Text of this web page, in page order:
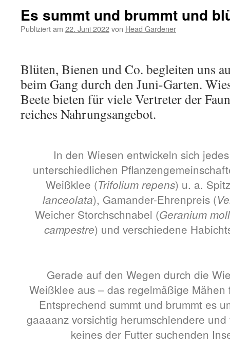
Es summt und brummt und
Publiziert am 22. Juni 2022von Head Gardener
Blüten, Bienen und Co. begleiten uns
beim Gang durch den Juni-Garten.
Beete bieten für viele Vertreter der
reiches Nahrungsangebot.
In den Wiesen entwickeln sich
unterschiedlichen
Weißklee (Trifolium repens) u. a.
lanceolata), Gamander-Ehrenpreis (
Weicher Storchschnabel (Geranium
campestre) und verschiedene
Gerade auf den Wegen durch die
Weißklee aus – das regelmäßige
Entsprechend summt und brummt es
gaaaanz vorsichtig herumschlendere
keines der Futter suchenden